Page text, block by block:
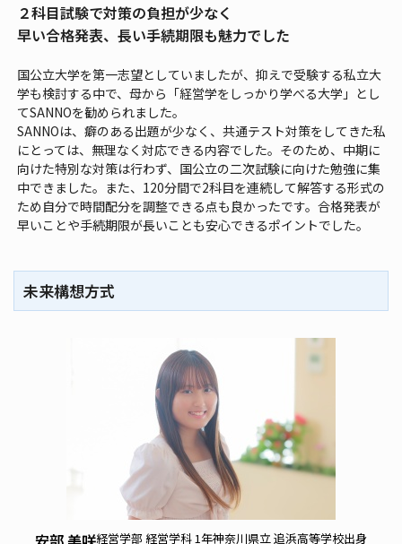
２科目試験で対策の負担が少なく
早い合格発表、長い手続期限も魅力でした
国公立大学を第一志望としていましたが、抑えで受験する私立大
学も検討する中で、母から「経営学をしっかり学べる大学」とし
てSANNOを勧められました。
SANNOは、癖のある出題が少なく、共通テスト対策をしてきた私
にとっては、無理なく対応できる内容でした。そのため、中期に
向けた特別な対策は行わず、国公立の二次試験に向けた勉強に集
中できました。また、120分間で2科目を連続して解答する形式の
ため自分で時間配分を調整できる点も良かったです。合格発表が
早いことや手続期限が長いことも安心できるポイントでした。
未来構想方式
経営学部 経営学科 1年神奈川県立 追浜高等学校出身